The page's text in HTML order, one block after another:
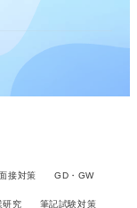
接対策 GD・GW
研究 筆記試験対策